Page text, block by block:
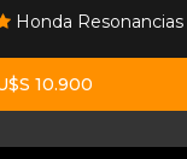
Honda Resonancias
10.900